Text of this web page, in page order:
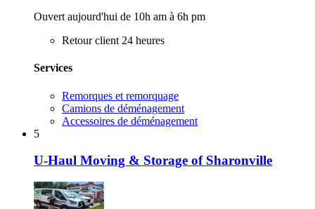
Ouvert aujourd'hui de 10h am à 6h pm
Retour client 24 heures
Services
Remorques et remorquage
Camions de déménagement
Accessoires de déménagement
5
U-Haul Moving & Storage of Sharonville